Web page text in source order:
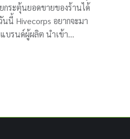
ระตุ้นยอดขายของร้านได้
นนี้ Hivecorps อยากจะมา
บรนด์ผู้ผลิต นำเข้า…